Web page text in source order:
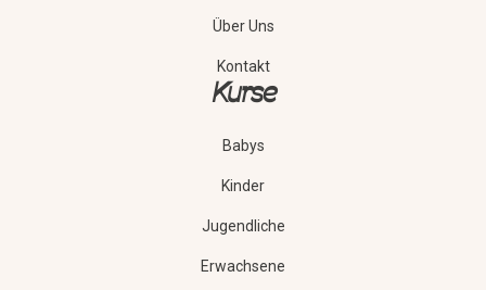
Über Uns
Kontakt
Kurse
Babys
Kinder
Jugendliche
Erwachsene